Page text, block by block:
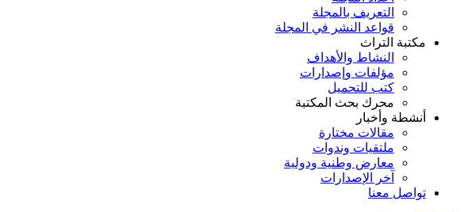
التعريف بالمجلة
قواعد النشر في المجلة
مكتبة التراث
النشاط والأهداف
مؤلفات وإصدارات
كتب للتحميل
محرك بحث المكتبة
أنشطة وأخبار
مقالات مختارة
ملتقيات وندوات
معارض وطنية ودولية
آخر الإصدارات
تواصل معنا